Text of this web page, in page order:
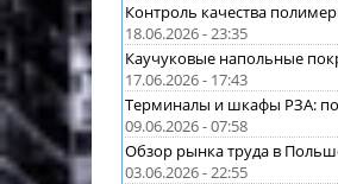
Контроль качества
18.06.2026 - 23:35
Каучуковые напольные
17.06.2026 - 17:43
Терминалы и шкафы РЗА:
09.06.2026 - 07:58
Обзор рынка труда в
03.06.2026 - 22:55